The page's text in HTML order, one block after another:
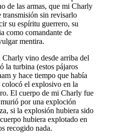
de las armas, que mi Charly
transmisión sin revisarlo
su espíritu guerrero, su
como comandante de
mentira.
vino desde arriba del
la turbina (estos pájaros
y hace tiempo que había
el explosivo en la
El cuerpo de mi Charly fue
por una exploción
si la explosión hubiera sido
hubiera explotado en
recogido nada.